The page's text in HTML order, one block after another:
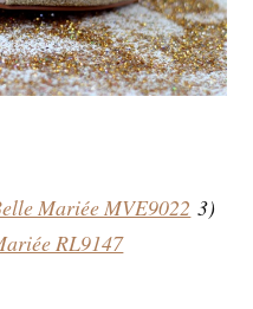
Mariée MVE9022 3)
RL9147